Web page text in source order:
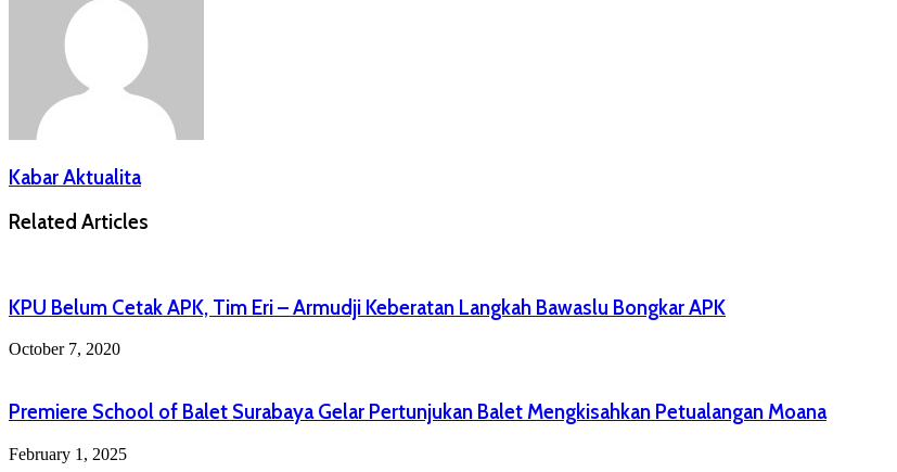
Kabar Aktualita
Related Articles
KPU Belum Cetak APK, Tim Eri – Armudji Keberatan Langkah Bawaslu Bongkar APK
October 7, 2020
Premiere School of Balet Surabaya Gelar Pertunjukan Balet Mengkisahkan Petualangan Moana
February 1, 2025